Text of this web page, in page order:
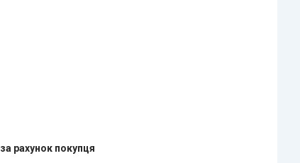
за рахунок покупця